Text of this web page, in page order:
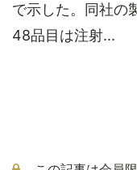
で示した。同社の
48品目は注射...